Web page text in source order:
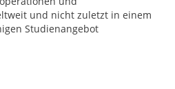
und nicht zuletzt in einem
Studienangebot